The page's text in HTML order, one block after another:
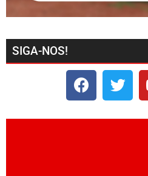
SIGA-NOS!